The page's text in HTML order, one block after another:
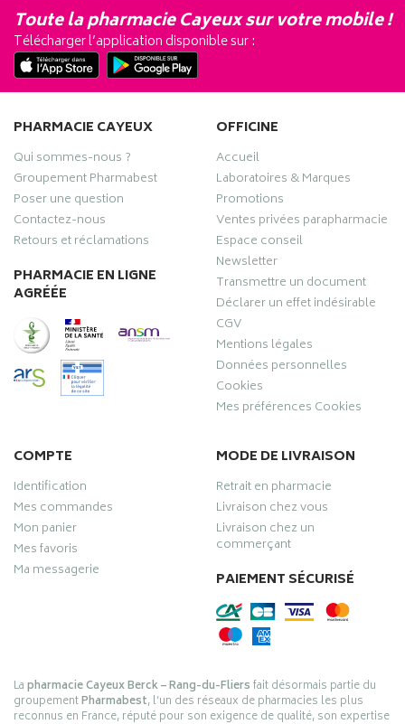
Toute la pharmacie Cayeux sur votre mobile !
Télécharger l’application disponible sur :
PHARMACIE CAYEUX
Qui sommes-nous ?
Groupement Pharmabest
Poser une question
Contactez-nous
Retours et réclamations
PHARMACIE EN LIGNE
AGRÉÉE
OFFICINE
Accueil
Laboratoires & Marques
Promotions
Ventes privées parapharmacie
Espace conseil
Newsletter
Transmettre un document
Déclarer un effet indésirable
CGV
Mentions légales
Données personnelles
Cookies
Mes préférences Cookies
COMPTE
Identification
Mes commandes
Mon panier
Mes favoris
Ma messagerie
MODE DE LIVRAISON
Retrait en pharmacie
Livraison chez vous
Livraison chez un
commerçant
PAIEMENT SÉCURISÉ
Lapharmacie Cayeux Berck – Rang-du-Fliersfait désormais partie du
groupementPharmabest, l’un des réseaux de pharmacies les plus
reconnus en France, réputé pour son exigence de qualité, son expertise